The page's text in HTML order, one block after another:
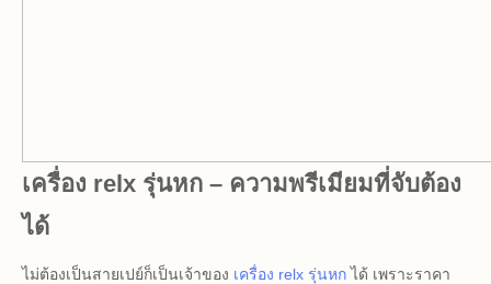
เครื่อง relx รุ่นหก – ความพรีเมียมที่จับต้อง
ได้
ไม่ต้องเป็นสายเปย์ก็เป็นเจ้าของ เครื่อง relx รุ่นหกได้ เพราะราคา